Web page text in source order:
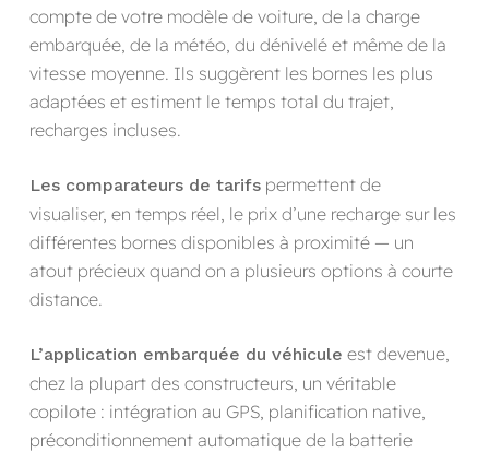
compte de votre modèle de voiture, de la charge
embarquée, de la météo, du dénivelé et même de la
vitesse moyenne. Ils suggèrent les bornes les plus
adaptées et estiment le temps total du trajet,
recharges incluses.
Les comparateurs de tarifspermettent de
visualiser, en temps réel, le prix d’une recharge sur les
différentes bornes disponibles à proximité — un
atout précieux quand on a plusieurs options à courte
distance.
L’application embarquée du véhicule est devenue,
chez la plupart des constructeurs, un véritable
copilote : intégration au GPS, planification native,
préconditionnement automatique de la batterie